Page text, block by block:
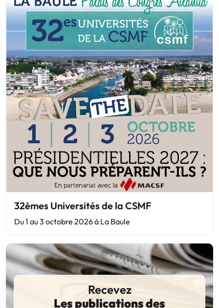
32èmes Universités de la CSMF
Du 1 au 3 octobre 2026 à La Baule
Recevez
Les publications des